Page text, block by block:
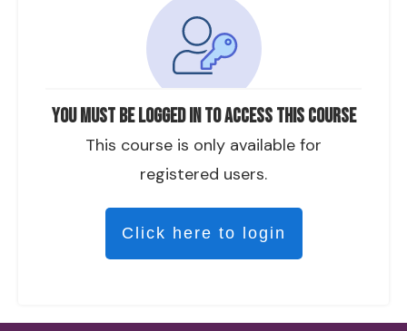
You must be logged in to access this course
This course is only available for
registered users.
Click here to login